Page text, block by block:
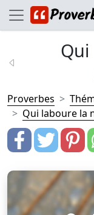
Proverbes
Qui laboure la